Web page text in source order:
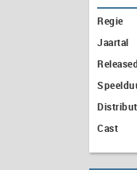
Regie
Jaartal
Cast